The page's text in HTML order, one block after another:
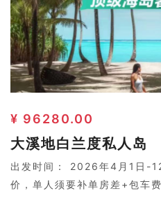
¥ 96280.00
大溪地白兰度私人岛
出发时间： 2026年4月1日-
价，单人须要补单房差+包车